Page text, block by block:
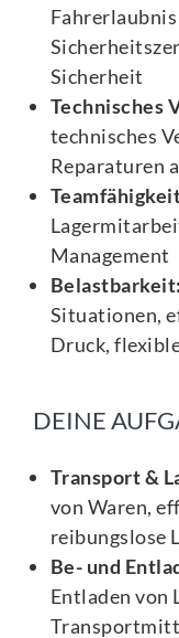
Sicherheit
Technisches
technisches
Reparaturen
Management
Belastbarkeit:
Situationen,
Druck,
DEINE
Transport &
von Waren,
reibungslose
Be- und
Entladen von